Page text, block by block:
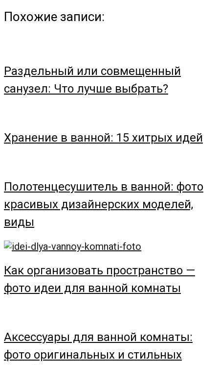
Похожие записи:
Раздельный или совмещенный
санузел: Что лучше выбрать?
Хранение в ванной: 15 хитрых идей
Полотенцесушитель в ванной: фото
красивых дизайнерских моделей,
виды
Как организовать пространство —
фото идеи для ванной комнаты
Аксессуары для ванной комнаты:
фото оригинальных и стильных